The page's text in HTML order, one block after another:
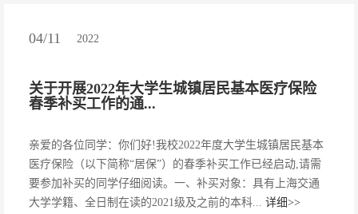
04/11 2022
关于开展2022年大学生城镇居民基本医疗保险
春季补买工作的通...
亲爱的各位同学：你们好!我校2022年度大学生城镇居民基本
医疗保险（以下简称“居保”）的春季补买工作已经启动,请需
要参加补买的同学仔细阅读。一、补买对象：具有上海交通
大学学籍、全日制在读的2021级及之前的本科... 详细>>